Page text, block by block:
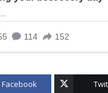
Facebook